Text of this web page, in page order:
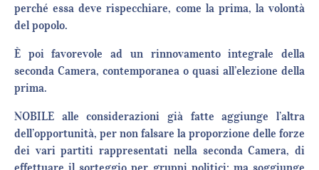
perché essa deve rispecchiare, come la prima, la volontà
del popolo.
È poi favorevole ad un rinnovamento integrale della
seconda Camera, contemporanea o quasi all’elezione della
prima.
NOBILE alle considerazioni già fatte aggiunge l’altra
dell’opportunità, per non falsare la proporzione delle forze
dei vari partiti rappresentati nella seconda Camera, di